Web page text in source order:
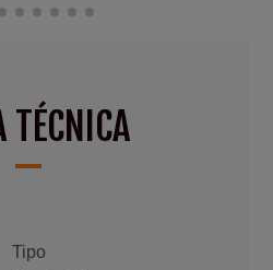
TÉCNICA
Tipo